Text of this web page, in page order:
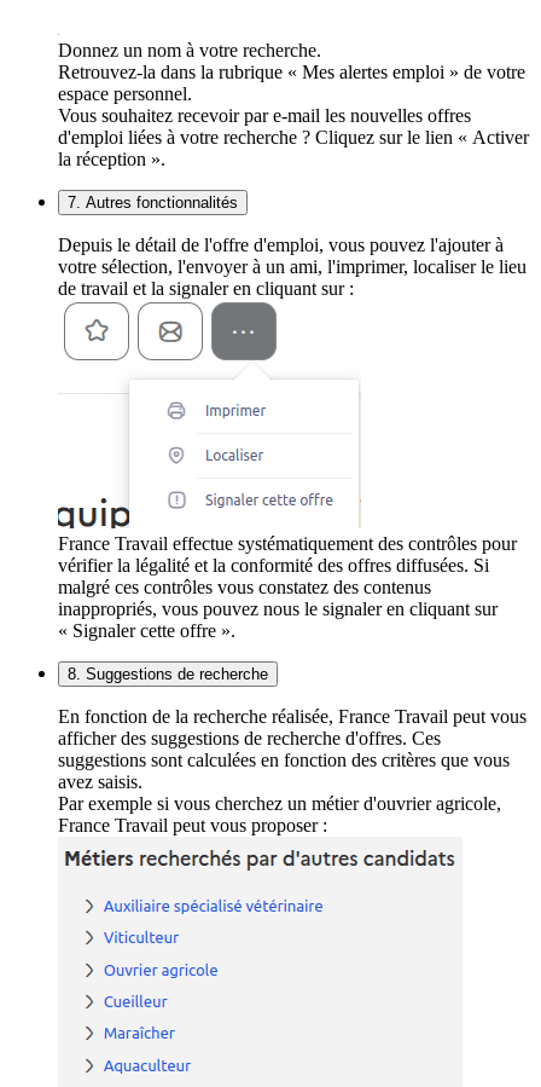
Donnez un nom à votre recherche.
Retrouvez-la dans la rubrique « Mes alertes emploi » de votre
espace personnel.
Vous souhaitez recevoir par e-mail les nouvelles offres
d'emploi liées à votre recherche ? Cliquez sur le lien « Activer
la réception ».
7. Autres fonctionnalités
Depuis le détail de l'offre d'emploi, vous pouvez l'ajouter à
votre sélection, l'envoyer à un ami, l'imprimer, localiser le lieu
de travail et la signaler en cliquant sur :
France Travail effectue systématiquement des contrôles pour
vérifier la légalité et la conformité des offres diffusées. Si
malgré ces contrôles vous constatez des contenus
inappropriés, vous pouvez nous le signaler en cliquant sur
« Signaler cette offre ».
8. Suggestions de recherche
En fonction de la recherche réalisée, France Travail peut vous
afficher des suggestions de recherche d'offres. Ces
suggestions sont calculées en fonction des critères que vous
avez saisis.
Par exemple si vous cherchez un métier d'ouvrier agricole,
France Travail peut vous proposer :